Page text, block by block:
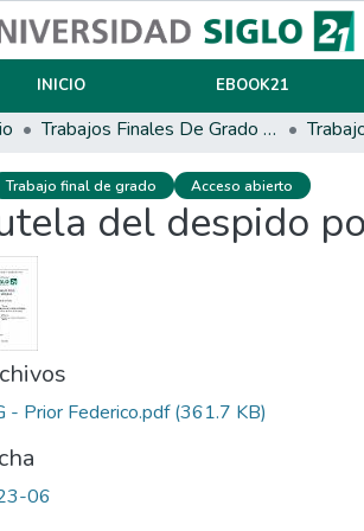
INICIO EBOOK21
Trabajos Finales De Grado Y Posgrado
Trabajo final de grado Acceso abierto
del despido
- Prior Federico.pdf(361.7 KB)
06